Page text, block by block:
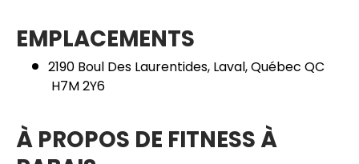
EMPLACEMENTS
2190 Boul Des Laurentides, Laval, Québec QC
H7M 2Y6
À PROPOS DE FITNESS À